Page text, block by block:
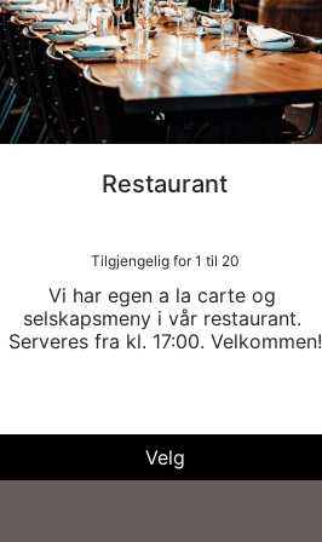
Restaurant
Tilgjengelig for 1 til 20
Vi har egen a la carte og
selskapsmeny i vår restaurant.
Serveres fra kl. 17:00. Velkommen!
Velg